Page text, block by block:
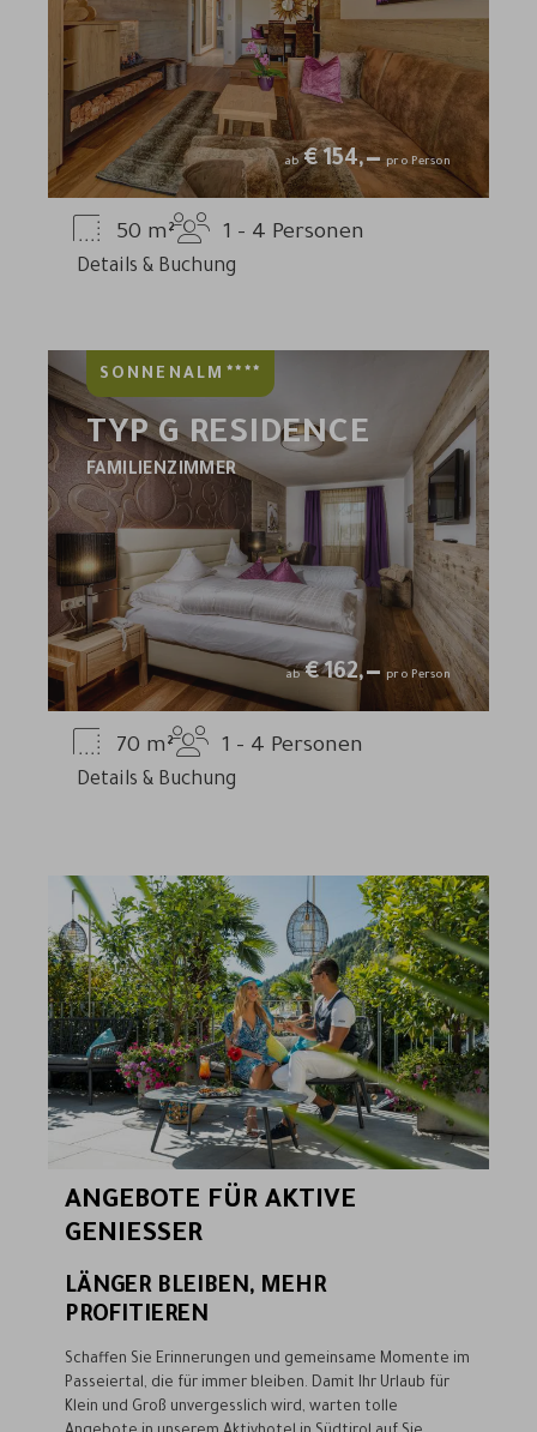
ab€154,—pro Person
Details & Buchung
1 - 4 Personen
50 m²
SONNENALM
TYP G RESIDENCE
FAMILIENZIMMER
ab€162,— pro Person
Details & Buchung
1 - 4 Personen
70 m²
ANGEBOTE FÜR AKTIVE
GENIESSER
LÄNGER BLEIBEN, MEHR
PROFITIEREN
Schaffen Sie Erinnerungen und gemeinsame Momente im
Passeiertal, die für immer bleiben. Damit Ihr Urlaub für
Klein und Groß unvergesslich wird, warten tolle